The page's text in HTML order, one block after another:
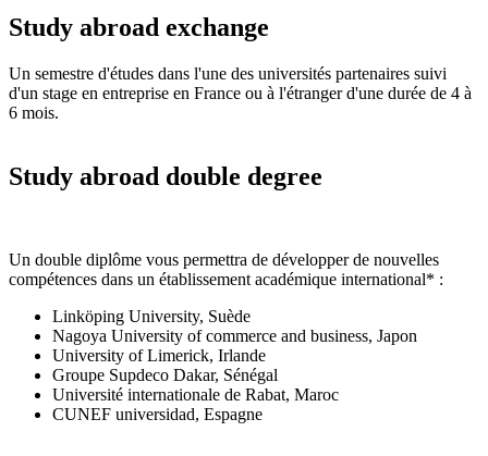
Study abroad exchange
Un semestre d'études dans l'une des universités partenaires suivi
d'un stage en entreprise en France ou à l'étranger d'une durée de 4 à
6 mois.
Study abroad double degree
Un double diplôme vous permettra de développer de nouvelles
compétences dans un établissement académique international* :
Linköping University, Suède
Nagoya University of commerce and business, Japon
University of Limerick, Irlande
Groupe Supdeco Dakar, Sénégal
Université internationale de Rabat, Maroc
CUNEF universidad, Espagne